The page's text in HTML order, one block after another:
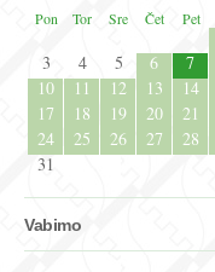
Pon
Tor Sre Čet Pet
3
4 5 6 7
10
11 12 13 14
17
18 19 20 21
24
25 26 27 28
31
Vabimo